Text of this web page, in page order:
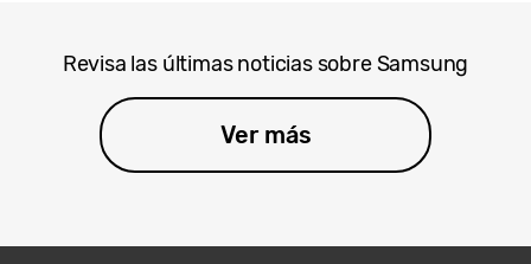
Revisa las últimas noticias sobre Samsung
Ver más